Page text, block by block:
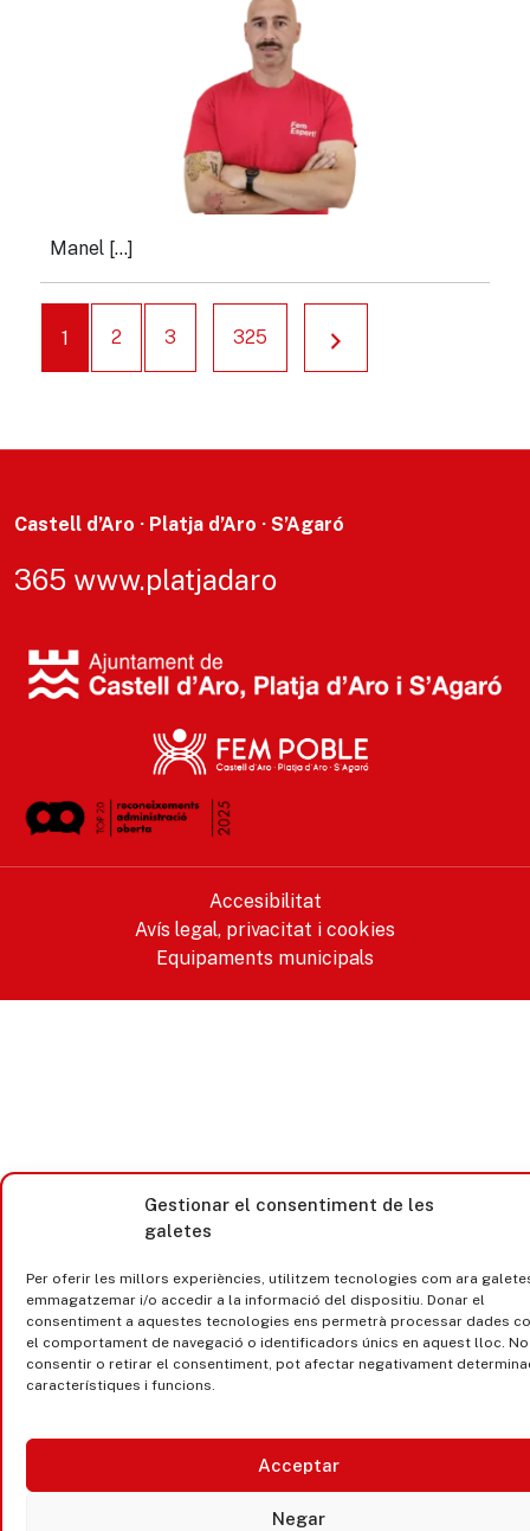
Gestionar el consentiment de les
galetes
Per oferir les millors experiències, utilitzem tecnologies com ara
emmagatzemar i/o accedir a la informació del dispositiu. Donar el
consentiment a aquestes tecnologies ens permetrà processar dades
el comportament de navegació o identificadors únics en aquest lloc. No
consentir o retirar el consentiment, pot afectar negativament
característiques i funcions.
Acceptar
Negar
Manel […]
1 2 3 325
Castell d’Aro · Platja d’Aro · S’Agaró
365 www.platjadaro
Accesibilitat
Avís legal, privacitat i cookies
Equipaments municipals